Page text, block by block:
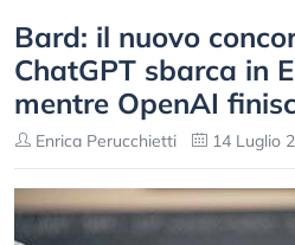
Bard: il nuovo
ChatGPT sbarca in
mentre OpenAI
Enrica Perucchietti 14 Luglio